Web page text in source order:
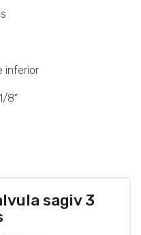
inferior
8"
sagiv 3